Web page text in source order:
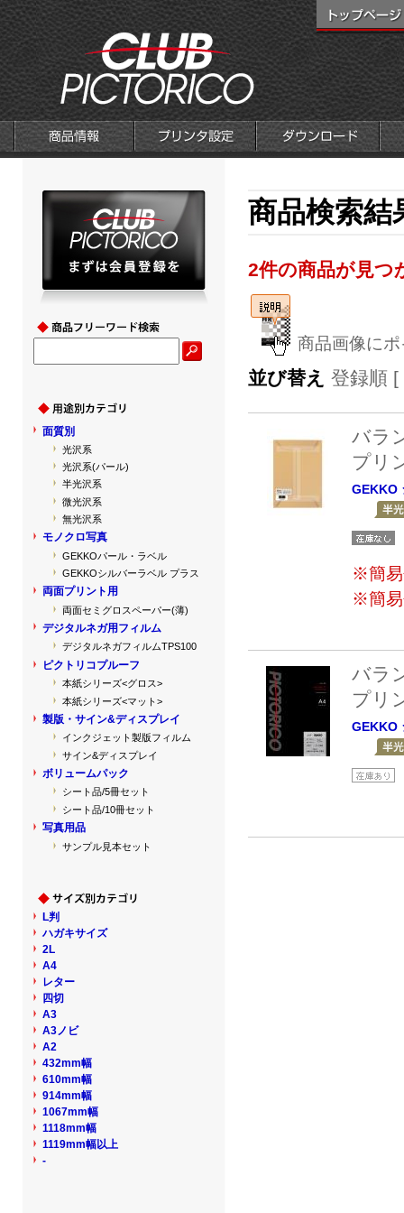
商品検索結
2件の商品が見つ
商品画像に
並び替え 登録順 [
バラ
プリ
GEKKO
※簡易
※簡易
バラ
プリ
GEKKO
面質別
光沢系
光沢系(パール)
半光沢系
微光沢系
無光沢系
モノクロ写真
GEKKOパール・ラベル
GEKKOシルバーラベル プラス
両面プリント用
両面セミグロスペーパー(薄)
デジタルネガ用フィルム
デジタルネガフィルムTPS100
ピクトリコプルーフ
本紙シリーズ<グロス>
本紙シリーズ<マット>
製版・サイン&ディスプレイ
インクジェット製版フィルム
サイン&ディスプレイ
ボリュームパック
シート品/5冊セット
シート品/10冊セット
写真用品
サンプル見本セット
L判
ハガキサイズ
2L
A4
レター
四切
A3
A3ノビ
A2
432mm幅
610mm幅
914mm幅
1067mm幅
1118mm幅
1119mm幅以上
-